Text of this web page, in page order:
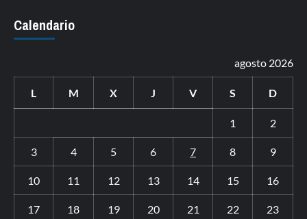
Calendario
agosto 2026
L M X J V S D
1 2
3 4 5 6 7 8 9
10 11 12 13 14 15 16
17 18 19 20 21 22 23